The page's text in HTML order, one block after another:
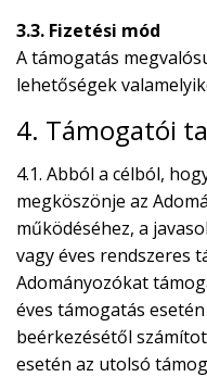
3.3. Fizetési mód
A támogatás
lehetőségek
4. Támogatói
4.1. Abból a célból,
megköszönje az
működéséhez, a
vagy éves rendszeres
Adományozókat
éves támogatás
beérkezésétől
esetén az utolsó